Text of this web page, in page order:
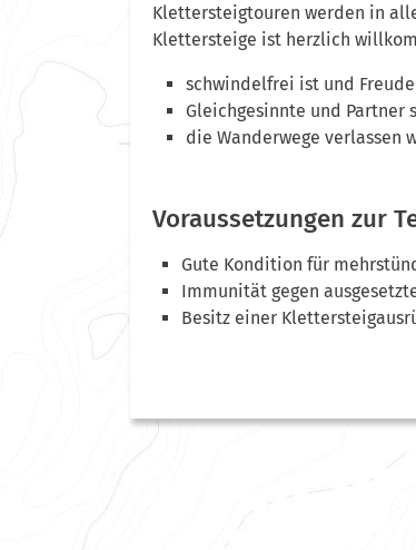
Klettersteigtouren werden in
Klettersteige ist herzlich
schwindelfrei ist und
Gleichgesinnte und Partner
die Wanderwege verlassen
Voraussetzungen zur
Gute Kondition für
Immunität gegen
Besitz einer